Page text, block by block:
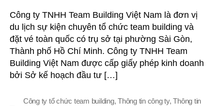
Công ty TNHH Team Building Việt Nam là đơn vị
du lịch sự kiện chuyên tổ chức team building và
đặt vé toàn quốc có trụ sở tại phường Sài Gòn,
Thành phố Hồ Chí Minh. Công ty TNHH Team
Building Việt Nam được cấp giấy phép kinh doanh
bởi Sở kế hoạch đầu tư […]
Công ty tổ chức team building,Thông tin công ty,Thông tin